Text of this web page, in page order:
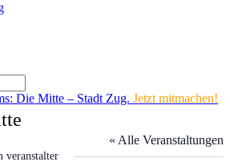
Die Mitte – Stadt Zug. Jetzt mitmachen!
« Alle Veranstaltungen
veranstalter